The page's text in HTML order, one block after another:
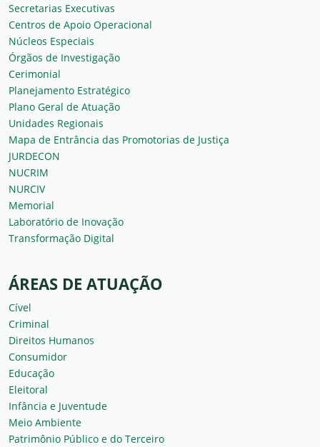
Secretarias Executivas
Centros de Apoio Operacional
Núcleos Especiais
Órgãos de Investigação
Cerimonial
Planejamento Estratégico
Plano Geral de Atuação
Unidades Regionais
Mapa de Entrância das Promotorias de Justiça
JURDECON
NUCRIM
NURCIV
Memorial
Laboratório de Inovação
Transformação Digital
ÁREAS DE ATUAÇÃO
Cível
Criminal
Direitos Humanos
Consumidor
Educação
Eleitoral
Infância e Juventude
Meio Ambiente
Patrimônio Público e do Terceiro